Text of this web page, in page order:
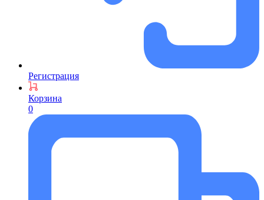
Регистрация
Корзина
0